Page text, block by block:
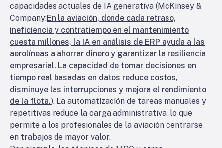
capacidades actuales de IA generativa (McKinsey &
Company:En la aviación, donde cada retraso,
ineficiencia y contratiempo en el mantenimiento
cuesta millones, la IA en análisis de ERP ayuda a las
aerolíneas a ahorrar dinero y garantizar la resiliencia
empresarial. La capacidad de tomar decisiones en
tiempo real basadas en datos reduce costos,
disminuye las interrupciones y mejora el rendimiento
de la flota.). La automatización de tareas manuales y
repetitivas reduce la carga administrativa, lo que
permite a los profesionales de la aviación centrarse
en trabajos de mayor valor.